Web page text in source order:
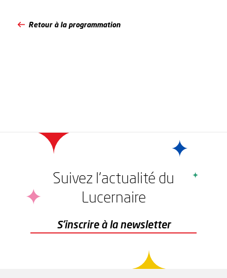
Retour à la programmation
Suivez l'actualité du
Lucernaire
S'inscrire à la newsletter